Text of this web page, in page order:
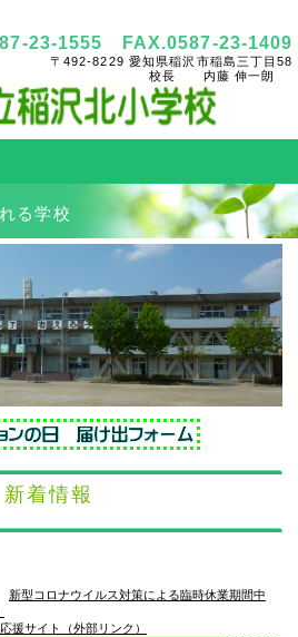
23-1555 FAX.0587-23-1409
〒492-8229 愛知県稲沢市稲島三丁目58
校長 内藤 伸一朗
る学校
新着情報
新型コロナウイルス対策による臨時休業期間中
援サイト（外部リンク）